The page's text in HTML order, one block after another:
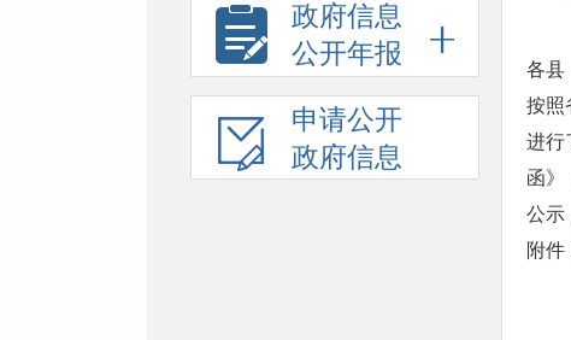
政府信息
公开年报
申请公开
政府信息
各县
按照
进行
函》
公示
附件